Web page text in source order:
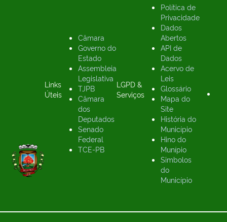
Links
Úteis
Câmara
Governo do
Estado
Assembleia
Legislativa
TJPB
Câmara
dos
Deputados
Senado
Federal
TCE-PB
LGPD &
Serviços
Política de
Privacidade
Dados
Abertos
API de
Dados
Acervo de
Leis
Glossário
Mapa do
Site
História do
Município
Hino do
Munípio
Simbolos
do
Município